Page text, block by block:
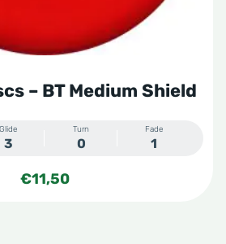
– BT Medium Shield
Glide
3
Turn
0
Fade
1
€11,50